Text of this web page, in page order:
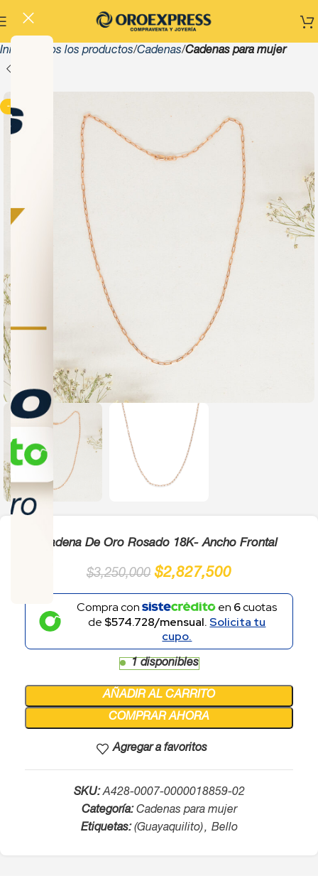
Inicio Todos los productos Cadenas Cadenas para mujer
-13%
Click to enlarge
Cadena De Oro Rosado 18K- Ancho Frontal
$3,250,000 $2,827,500
Compra con en 6cuotas
de $574.728/mensual.Solicita tu
cupo.
1 disponibles
AÑADIR AL CARRITO
COMPRAR AHORA
Agregar a favoritos
SKU:A428-0007-0000018859-02
Categoría: Cadenas para mujer
Etiquetas: (Guayaquilito), Bello